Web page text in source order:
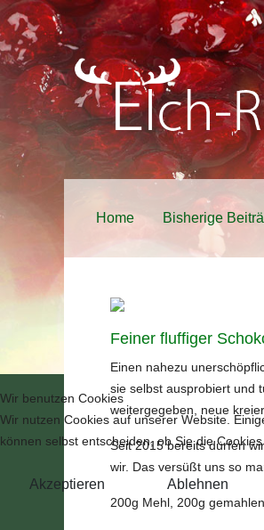
Home Bisherige
Feiner fluffiger
Einen nahezu
sie selbst ausprobiert und
weitergegeben, neue
Seit 2015 bereits dürfen
wir. Das versüßt uns so
200g Mehl, 200g
Wir benutzen Cookies
Wir nutzen Cookies auf unserer Website.
können selbst entscheiden, ob Sie die
Akzeptieren Ablehnen